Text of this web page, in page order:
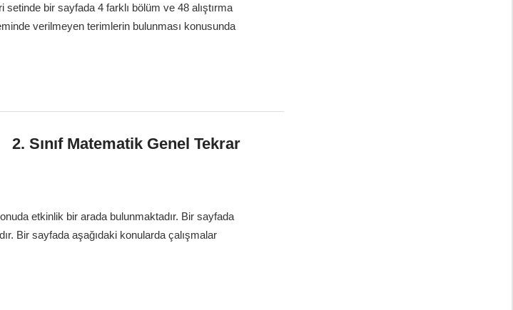
bir sayfada 4 farklı bölüm ve 48 alıştırma
verilmeyen terimlerin bulunması konusunda
2. Sınıf Matematik Genel Tekrar
etkinlik bir arada bulunmaktadır. Bir sayfada
Bir sayfada aşağıdaki konularda çalışmalar